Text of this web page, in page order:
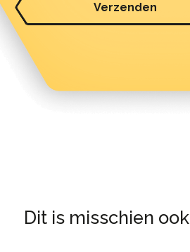
Verzenden
Dit is misschien ook